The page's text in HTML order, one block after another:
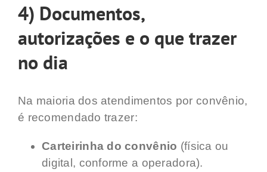
4) Documentos,
autorizações e o que trazer
no dia
Na maioria dos atendimentos por convênio,
é recomendado trazer:
Carteirinha do convênio (física ou
digital, conforme a operadora).